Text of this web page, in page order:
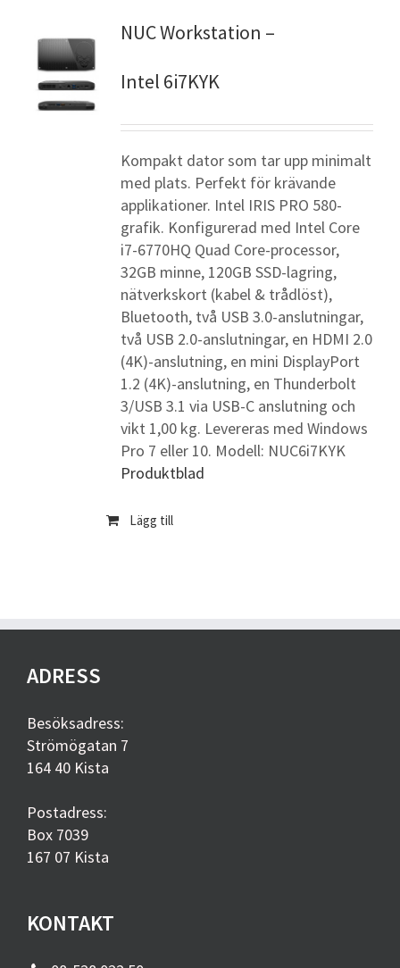
NUC Workstation –
Intel 6i7KYK
Kompakt dator som tar upp minimalt
med plats. Perfekt för krävande
applikationer. Intel IRIS PRO 580-
grafik. Konfigurerad med Intel Core
i7-6770HQ Quad Core-processor,
32GB minne, 120GB SSD-lagring,
nätverkskort (kabel & trådlöst),
Bluetooth, två USB 3.0-anslutningar,
två USB 2.0-anslutningar, en HDMI 2.0
(4K)-anslutning, en mini DisplayPort
1.2 (4K)-anslutning, en Thunderbolt
3/USB 3.1 via USB-C anslutning och
vikt 1,00 kg. Levereras med Windows
Pro 7 eller 10. Modell: NUC6i7KYK
Produktblad
Lägg till
ADRESS
Besöksadress:
Strömögatan 7
164 40 Kista
Postadress:
Box 7039
167 07 Kista
KONTAKT